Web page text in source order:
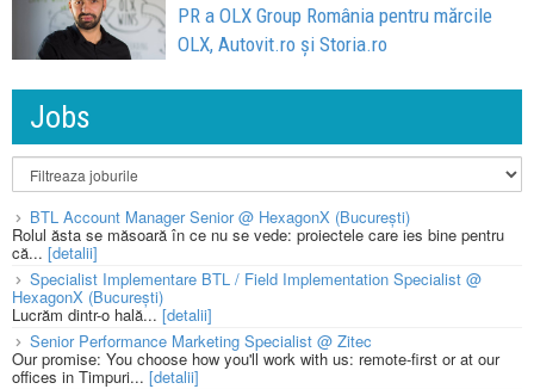
PR a OLX Group România pentru mărcile
OLX, Autovit.ro și Storia.ro
Jobs
BTL Account Manager Senior @ HexagonX (București)
Rolul ăsta se măsoară în ce nu se vede: proiectele care ies bine pentru
că... [detalii]
Specialist Implementare BTL / Field Implementation Specialist @
HexagonX (București)
Lucrăm dintr-o hală...[detalii]
Senior Performance Marketing Specialist @ Zitec
Our promise: You choose how you'll work with us: remote-first or at our
offices in Timpuri... [detalii]